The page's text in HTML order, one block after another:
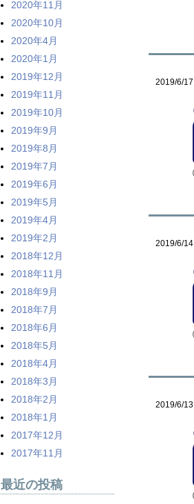
2019/6/17
2019/6/14
2019/6/13
2020年11月
2020年10月
2020年4月
2020年1月
2019年12月
2019年11月
2019年10月
2019年9月
2019年8月
2019年7月
2019年6月
2019年5月
2019年4月
2019年2月
2018年12月
2018年11月
2018年9月
2018年7月
2018年6月
2018年5月
2018年4月
2018年3月
2018年2月
2018年1月
2017年12月
2017年11月
最近の投稿